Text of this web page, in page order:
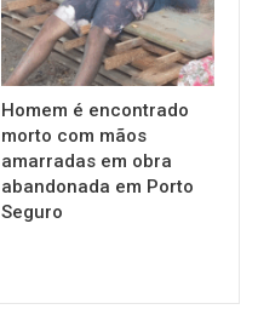
Homem é encontrado
morto com mãos
amarradas em obra
abandonada em Porto
Seguro